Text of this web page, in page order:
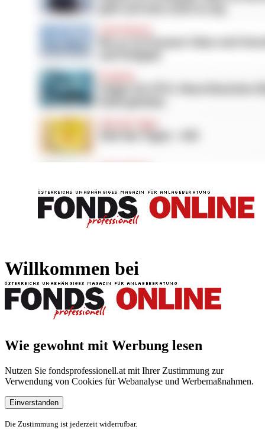
Willkommen bei
Wie gewohnt mit Werbung lesen
Nutzen Sie fondsprofessionell.at mit Ihrer Zustimmung zur
Verwendung von Cookies für Webanalyse und Werbemaßnahmen.
Einverstanden
Die Zustimmung ist jederzeit widerrufbar.